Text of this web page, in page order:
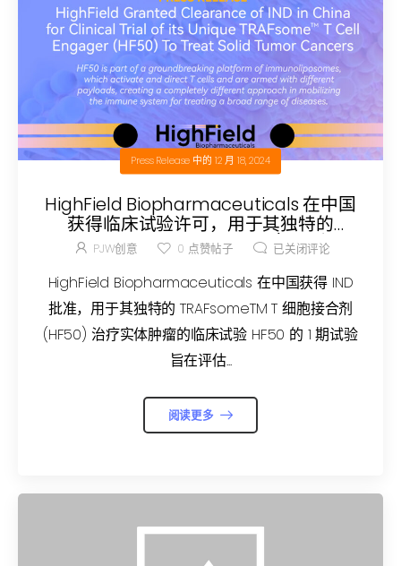
Press Release 中的 12 月 18, 2024
HighField Biopharmaceuticals 在中国
获得临床试验许可，用于其独特的
TRAFsomeTM T 细胞接合剂 (HF50) 治
疗实体肿瘤
PJW创意 0 点赞帖子 已关闭评论
HighField Biopharmaceuticals 在中国获得 IND
批准，用于其独特的 TRAFsomeTM T 细胞接合剂
(HF50) 治疗实体肿瘤的临床试验 HF50 的 1 期试验
旨在评估...
阅读更多